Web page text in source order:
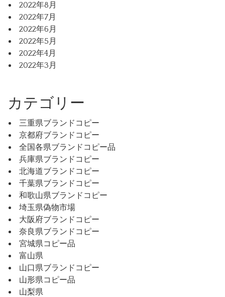
2022年8月
2022年7月
2022年6月
2022年5月
2022年4月
2022年3月
カテゴリー
三重県ブランドコピー
京都府ブランドコピー
全国各県ブランドコピー品
兵庫県ブランドコピー
北海道ブランドコピー
千葉県ブランドコピー
和歌山県ブランドコピー
埼玉県偽物市場
大阪府ブランドコピー
奈良県ブランドコピー
宮城県コピー品
富山県
山口県ブランドコピー
山形県コピー品
山梨県